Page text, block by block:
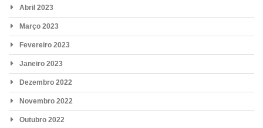
Abril 2023
Março 2023
Fevereiro 2023
Janeiro 2023
Dezembro 2022
Novembro 2022
Outubro 2022